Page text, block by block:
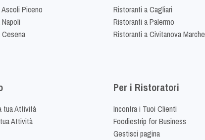
Piceno
Ristoranti a Cagliari
Ristoranti a Palermo
Ristoranti a Civitanova Marche
tua Attività
Attività
Per i Ristoratori
Incontra i Tuoi Clienti
Foodiestrip for Business
Gestisci pagina